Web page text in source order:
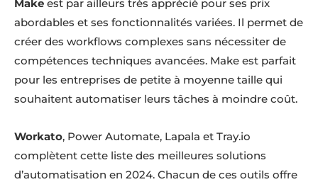
Make est par ailleurs très apprécié pour ses prix
abordables et ses fonctionnalités variées. Il permet de
créer des workflows complexes sans nécessiter de
compétences techniques avancées. Make est parfait
pour les entreprises de petite à moyenne taille qui
souhaitent automatiser leurs tâches à moindre coût.
Workato, Power Automate, Lapala et Tray.io
complètent cette liste des meilleures solutions
d’automatisation en 2024. Chacun de ces outils offre